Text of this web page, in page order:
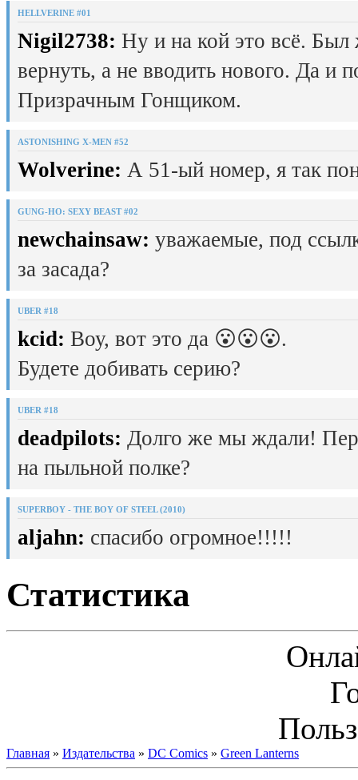
HELLVERINE #01
Nigil2738: Ну и на кой это всё.
вернуть, а не вводить нового. Да и
Призрачным Гонщиком.
ASTONISHING X-MEN #52
Wolverine: А 51-ый номер, я так
GUNG-HO: SEXY BEAST #02
newchainsaw: уважаемые, под
за засада?
UBER #18
kcid: Воу, вот это да 😮😮😮.
Будете добивать серию?
UBER #18
deadpilots: Долго же мы ждали!
на пыльной полке?
SUPERBOY - THE BOY OF STEEL (2010)
aljahn: спасибо огромное!!!!!
Статистика
Главная » Издательства » DC Comics » Green Lanterns